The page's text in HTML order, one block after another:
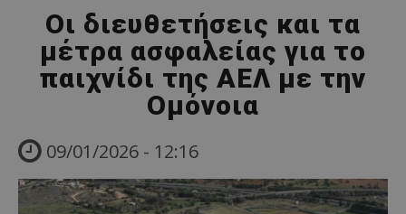
Οι διευθετήσεις και τα
μέτρα ασφαλείας για το
παιχνίδι της ΑΕΛ με την
Ομόνοια
09/01/2026 - 12:16